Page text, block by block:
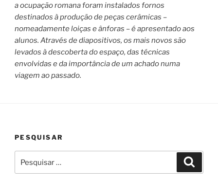
a ocupação romana foram instalados fornos
destinados à produção de peças cerâmicas –
nomeadamente loiças e ânforas – é apresentado aos
alunos. Através de diapositivos, os mais novos são
levados à descoberta do espaço, das técnicas
envolvidas e da importância de um achado numa
viagem ao passado.
PESQUISAR
por: